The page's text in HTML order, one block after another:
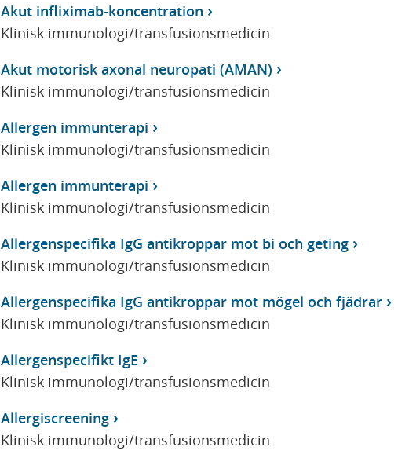
Akut infliximab-koncentration
Klinisk immunologi/transfusionsmedicin
Akut motorisk axonal neuropati (AMAN)
Klinisk immunologi/transfusionsmedicin
Allergen immunterapi
Klinisk immunologi/transfusionsmedicin
Allergen immunterapi
Klinisk immunologi/transfusionsmedicin
Allergenspecifika IgG antikroppar mot bi och geting
Klinisk immunologi/transfusionsmedicin
Allergenspecifika IgG antikroppar mot mögel och fjädrar
Klinisk immunologi/transfusionsmedicin
Allergenspecifikt IgE
Klinisk immunologi/transfusionsmedicin
Allergiscreening
Klinisk immunologi/transfusionsmedicin